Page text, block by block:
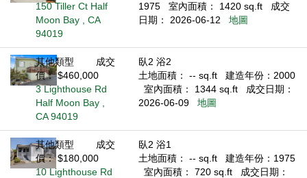
150 Tiller Ct Half
Moon Bay , CA
94019
1975
室內面積： 1420 sq.ft
成交
日期： 2026-06-12
地圖
其他類型
成交
價： $460,000
3 Lighthouse Rd
Half Moon Bay ,
CA 94019
臥2 浴2
土地面積： -- sq.ft
建造年份：2000
室內面積： 1344 sq.ft
成交日期：
2026-06-09
地圖
其他類型
成交
價： $180,000
10 Lighthouse Rd
臥2 浴1
土地面積： -- sq.ft
建造年份：1975
室內面積： 720 sq.ft
成交日期：